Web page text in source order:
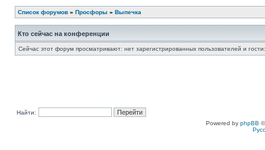
Список форумов » Просфоры » Выпечка
Кто сейчас на конференции
Сейчас этот форум просматривают: нет зарегистрированных пользователей и
Найти:
Powered by phpBB